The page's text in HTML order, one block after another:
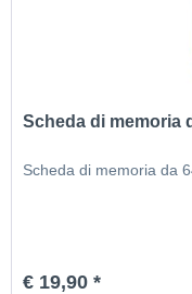
Scheda di memoria
Scheda di memoria da
€ 19,90 *